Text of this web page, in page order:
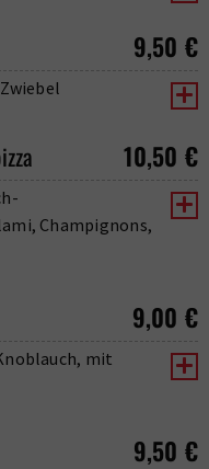
9,50 €
10,50 €
Champignons,
9,00 €
mit
9,50 €